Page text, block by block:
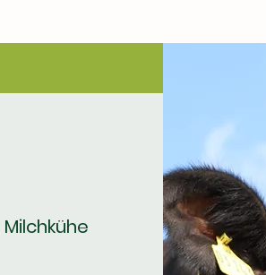
Milchkühe